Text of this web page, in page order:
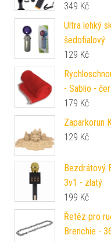
349 Kč
Ultra lehký
šedofialový
129 Kč
- Sablio -
179 Kč
Zaparkorun
129 Kč
Bezdrátový
3v1 - zlatý
199 Kč
Řetěz pro
Brenchie -